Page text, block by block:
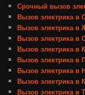
Срочный вызов
Вызов электрика в
Вызов электрика в
Вызов электрика в
Вызов электрика в
Вызов электрика в
Вызов электрика в
Вызов электрика в
Вызов электрика в